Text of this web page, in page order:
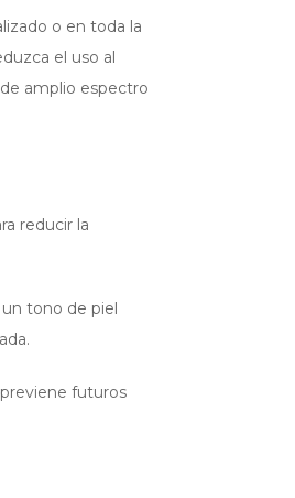
o en toda la
el uso al
amplio espectro
reducir la
tono de piel
futuros